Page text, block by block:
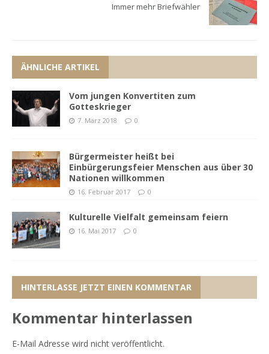
Immer mehr Briefwähler
ÄHNLICHE ARTIKEL
Vom jungen Konvertiten zum
Gotteskrieger
7. März 2018 0
Bürgermeister heißt bei
Einbürgerungsfeier Menschen aus über 30
Nationen willkommen
16. Februar 2017 0
Kulturelle Vielfalt gemeinsam feiern
16. Mai 2017 0
HINTERLASSE JETZT EINEN KOMMENTAR
Kommentar hinterlassen
E-Mail Adresse wird nicht veröffentlicht.